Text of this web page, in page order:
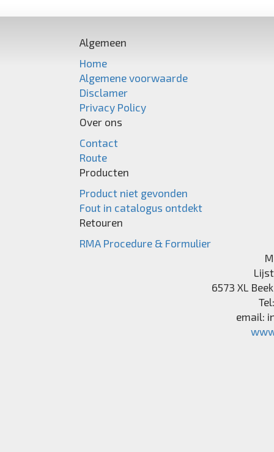
Algemeen
Home
Algemene voorwaarde
Disclamer
Privacy Policy
Over ons
Contact
Route
Producten
Product niet gevonden
Fout in catalogus ontdekt
Retouren
RMA Procedure & Formulier
6573 XL
email: